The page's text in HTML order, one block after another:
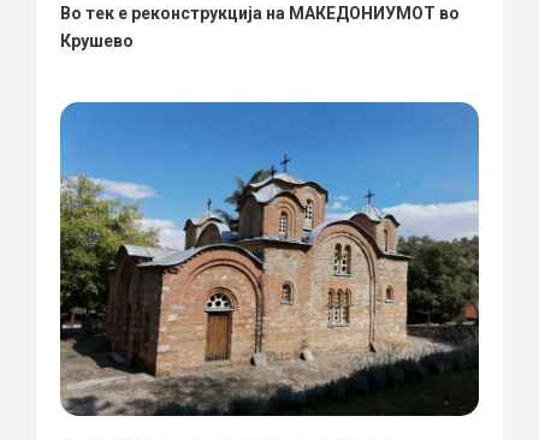
Во тек е реконструкција на МАКЕДОНИУМОТ во
Крушево